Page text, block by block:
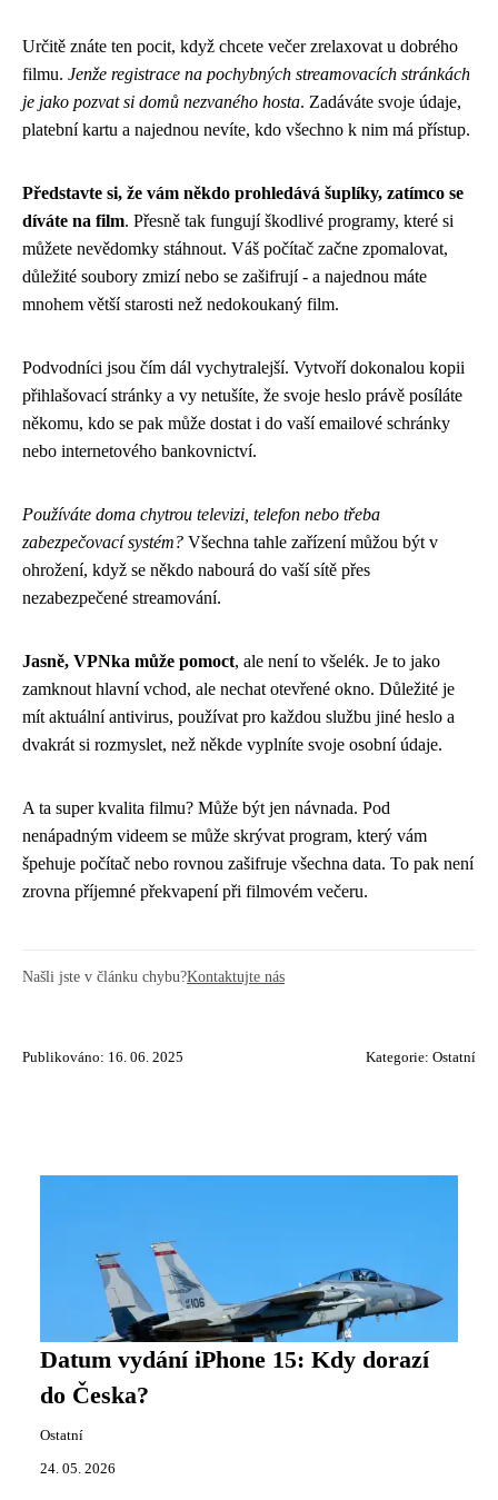
Určitě znáte ten pocit, když chcete večer zrelaxovat u dobrého
filmu. Jenže registrace na pochybných streamovacích stránkách
je jako pozvat si domů nezvaného hosta. Zadáváte svoje údaje,
platební kartu a najednou nevíte, kdo všechno k nim má přístup.
Představte si, že vám někdo prohledává šuplíky, zatímco se
díváte na film. Přesně tak fungují škodlivé programy, které si
můžete nevědomky stáhnout. Váš počítač začne zpomalovat,
důležité soubory zmizí nebo se zašifrují - a najednou máte
mnohem větší starosti než nedokoukaný film.
Podvodníci jsou čím dál vychytralejší. Vytvoří dokonalou kopii
přihlašovací stránky a vy netušíte, že svoje heslo právě posíláte
někomu, kdo se pak může dostat i do vaší emailové schránky
nebo internetového bankovnictví.
Používáte doma chytrou televizi, telefon nebo třeba
zabezpečovací systém? Všechna tahle zařízení můžou být v
ohrožení, když se někdo nabourá do vaší sítě přes
nezabezpečené streamování.
Jasně, VPNka může pomoct, ale není to všelék. Je to jako
zamknout hlavní vchod, ale nechat otevřené okno. Důležité je
mít aktuální antivirus, používat pro každou službu jiné heslo a
dvakrát si rozmyslet, než někde vyplníte svoje osobní údaje.
A ta super kvalita filmu? Může být jen návnada. Pod
nenápadným videem se může skrývat program, který vám
špehuje počítač nebo rovnou zašifruje všechna data. To pak není
zrovna příjemné překvapení při filmovém večeru.
Našli jste v článku chybu?Kontaktujte nás
Publikováno: 16. 06. 2025 Kategorie: Ostatní
Datum vydání iPhone 15: Kdy dorazí
do Česka?
Ostatní
24. 05. 2026